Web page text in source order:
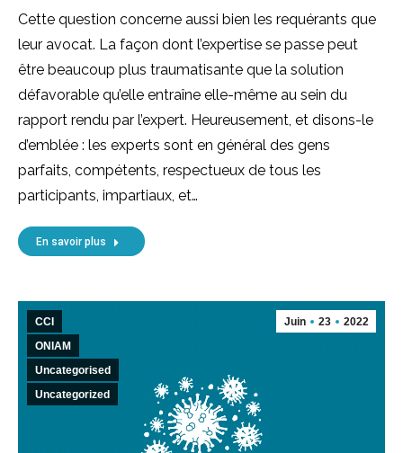
Cette question concerne aussi bien les requérants que
leur avocat. La façon dont l’expertise se passe peut
être beaucoup plus traumatisante que la solution
défavorable qu’elle entraîne elle-même au sein du
rapport rendu par l’expert. Heureusement, et disons-le
d’emblée : les experts sont en général des gens
parfaits, compétents, respectueux de tous les
participants, impartiaux, et…
En savoir plus
Juin 23 2022
CCI
ONIAM
Uncategorised
Uncategorized